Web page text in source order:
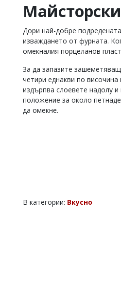
Дори най-добре
изваждането от фурната.
омекналия порцеланов
За да запазите
четири еднакви по
издърпва слоевете надолу
положение за около
да омекне.
В категории: Вкусно